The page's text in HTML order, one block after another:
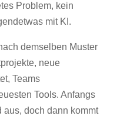
Problem, kein
mit KI.
demselben Muster
neue
Teams
Tools. Anfangs
doch dann kommt